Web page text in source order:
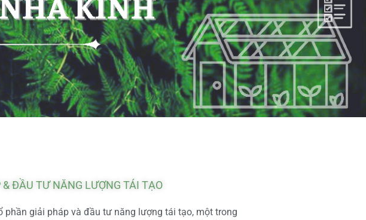
ĐẦU TƯ NĂNG LƯỢNG TÁI TẠO
phần giải pháp và đầu tư năng lượng tái tạo, một trong